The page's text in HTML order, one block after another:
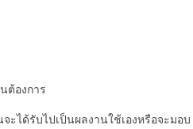
องการ
ะได้รับไปเป็นผลงานใช้เองหรือจะมอบ